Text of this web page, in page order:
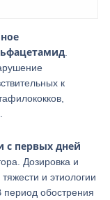
к
с первых дней
Дозировка и
и этиологии
обострения